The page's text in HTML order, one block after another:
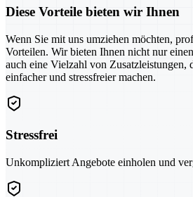
Diese Vorteile bieten wir Ihnen
Wenn Sie mit uns umziehen möchten,
Vorteilen. Wir bieten Ihnen nicht nur
auch eine Vielzahl von Zusatzleistungen,
einfacher und stressfreier machen.
Stressfrei
Unkompliziert Angebote einholen und